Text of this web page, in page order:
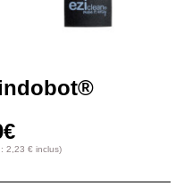
2,23 € inclus)